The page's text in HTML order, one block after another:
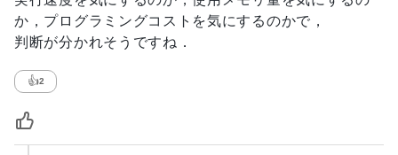
か，プログラミングコストを気にするのかで，
判断が分かれそうですね．
👍2